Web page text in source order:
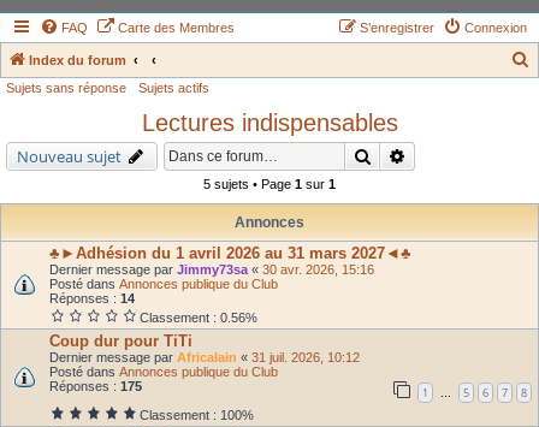
FAQ Carte des Membres Connexion
S’enregistrer
Index du forum
r
Sujets sans réponse Sujets actifs
Lectures indispensables
Nouveau sujet Rechercher
5 sujets • Page 1 sur 1
Annonces
♣►Adhésion du 1 avril 2026 au 31 mars 2027◄♣
Dernier message par Jimmy73sa « 30 avr. 2026, 15:16
Posté dans Annonces publique du Club
Réponses : 14
Classement : 0.56%
Coup dur pour TiTi
Dernier message par Africalain « 31 juil. 2026, 10:12
Posté dans Annonces publique du Club
Réponses : 175 1 … 5 6 7 8
Classement : 100%